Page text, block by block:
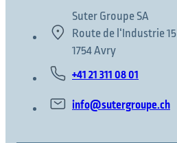
Suter Groupe SA
Route de l‘Industrie 15
1754 Avry
+41 21 311 08 01
info@sutergroupe.ch